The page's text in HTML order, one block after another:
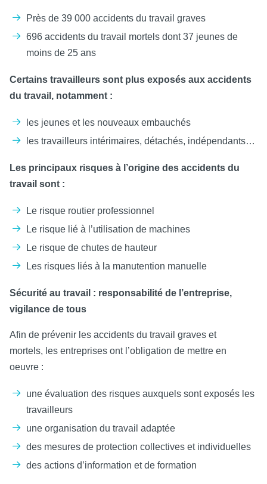
Près de 39 000 accidents du travail graves
696 accidents du travail mortels dont 37 jeunes de
moins de 25 ans
Certains travailleurs sont plus exposés aux accidents
du travail, notamment :
les jeunes et les nouveaux embauchés
les travailleurs intérimaires, détachés, indépendants…
Les principaux risques à l’origine des accidents du
travail sont :
Le risque routier professionnel
Le risque lié à l’utilisation de machines
Le risque de chutes de hauteur
Les risques liés à la manutention manuelle
Sécurité au travail : responsabilité de l’entreprise,
vigilance de tous
Afin de prévenir les accidents du travail graves et
mortels, les entreprises ont l’obligation de mettre en
oeuvre :
une évaluation des risques auxquels sont exposés les
travailleurs
une organisation du travail adaptée
des mesures de protection collectives et individuelles
des actions d’information et de formation